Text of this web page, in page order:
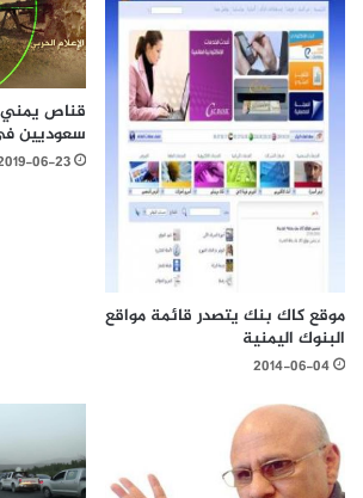
موقع كاك بنك يتصدر قائمة مواقع
البنوك اليمنية
2014-06-04
سعوديين
06-23